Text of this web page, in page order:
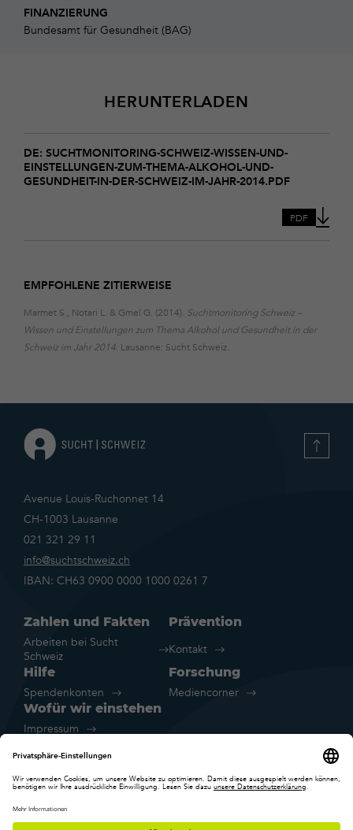
FINANZIERUNG
Bundesamt für Gesundheit (BAG)
HERUNTERLADEN
DE: SUCHTMONITORING-SCHWEIZ-WISSEN-UND-
EINSTELLUNGEN-ZUM-THEMA-ALKOHOL-UND-
GESUNDHEIT-IN-DER-SCHWEIZ-IM-JAHR-2014.PDF
suchtmonitoring-
schweiz-
wissen-
gesundheit-
der-
schweiz-
im-
PDF
EMPFOHLENE ZITIERWEISE
Marmet S., Notari L. & Gmel G. (2014). Suchtmonitoring Schweiz –
Wissen und Einstellungen zum Thema Alkohol und Gesundheit in der
Schweiz im Jahr 2014. Lausanne: Sucht Schweiz.
Avenue Louis-Ruchonnet 14
CH-1003 Lausanne
021 321 29 11
info@suchtschweiz.ch
IBAN: CH63 0900 0000 1000 0261 7
Zahlen und Fakten
Arbeiten bei Sucht
Schweiz
Prävention
Kontakt
Hilfe
Spendenkonten
Forschung
Mediencorner
Wofür wir einstehen
Impressum